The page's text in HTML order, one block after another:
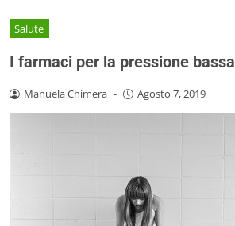
Salute
I farmaci per la pressione bassa
Manuela Chimera - Agosto 7, 2019